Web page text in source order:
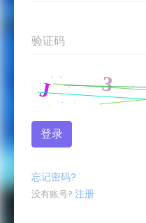
验证码
忘记密码?
没有账号? 注册